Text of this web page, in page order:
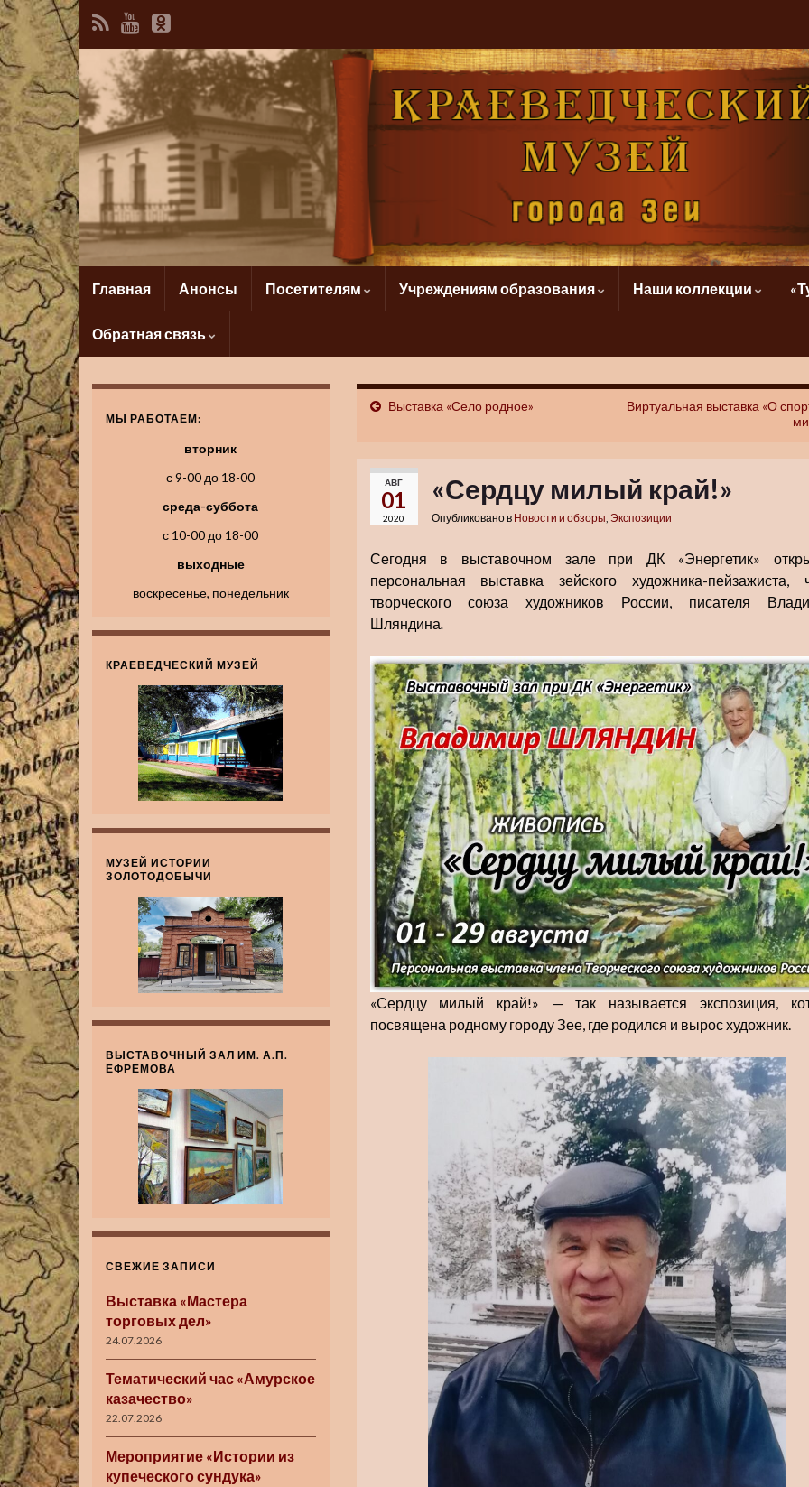
Главная Анонсы Посетителям Учреждениям образования Наши коллекции
Обратная связь
Выставка «Село родное»
Виртуальная выставка «О
АВГ
01
2020
«Сердцу милый край!»
Опубликовано в Новости и обзоры, Экспозиции
Сегодня в выставочном зале при ДК «Энергетик»
персональная выставка зейского художника-пейзажиста,
творческого союза художников России, писателя
Шляндина.
«Сердцу милый край!» — так называется экспозиция,
посвящена родному городу Зее, где родился и вырос художник.
МЫ РАБОТАЕМ:
вторник
с 9-00 до 18-00
среда-суббота
с 10-00 до 18-00
выходные
воскресенье, понедельник
КРАЕВЕДЧЕСКИЙ МУЗЕЙ
МУЗЕЙ ИСТОРИИ
ЗОЛОТОДОБЫЧИ
ВЫСТАВОЧНЫЙ ЗАЛ ИМ. А.П.
ЕФРЕМОВА
СВЕЖИЕ ЗАПИСИ
Выставка «Мастера
торговых дел»
24.07.2026
Тематический час «Амурское
казачество»
22.07.2026
Мероприятие «Истории из
купеческого сундука»